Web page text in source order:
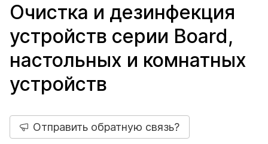
Очистка и дезинфекция
устройств серии Board,
настольных и комнатных
устройств
Отправить обратную связь?